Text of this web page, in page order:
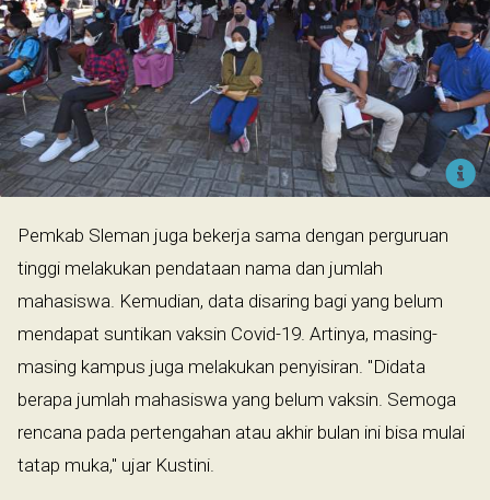
Pemkab Sleman juga bekerja sama dengan perguruan
tinggi melakukan pendataan nama dan jumlah
mahasiswa. Kemudian, data disaring bagi yang belum
mendapat suntikan vaksin Covid-19. Artinya, masing-
masing kampus juga melakukan penyisiran. "Didata
berapa jumlah mahasiswa yang belum vaksin. Semoga
rencana pada pertengahan atau akhir bulan ini bisa mulai
tatap muka," ujar Kustini.